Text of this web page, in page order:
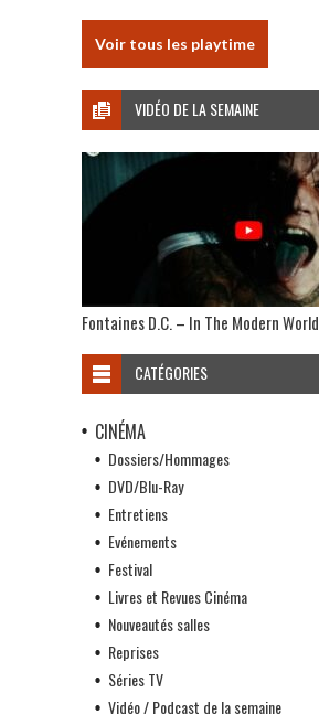
Voir tous les playtime
VIDÉO DE LA SEMAINE
Fontaines D.C. – In The Modern World
CATÉGORIES
CINÉMA
Dossiers/Hommages
DVD/Blu-Ray
Entretiens
Evénements
Festival
Livres et Revues Cinéma
Nouveautés salles
Reprises
Séries TV
Vidéo / Podcast de la semaine